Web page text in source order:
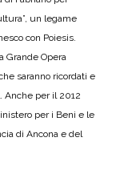
un legame
con Poiesis.
Grande Opera
saranno ricordati e
Anche per il 2012
per i Beni e le
di Ancona e del